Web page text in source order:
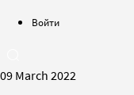
Войти
09 March 2022